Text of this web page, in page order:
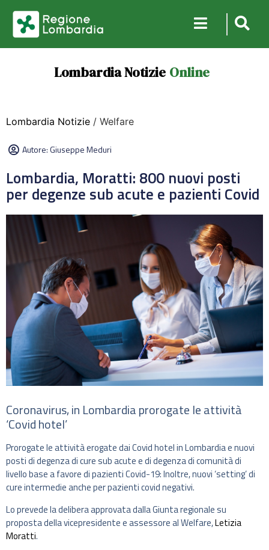
Lombardia Notizie Online
Lombardia Notizie / Welfare
Autore:Giuseppe Meduri
Lombardia, Moratti: 800 nuovi posti
per degenze sub acute e pazienti Covid
Coronavirus, in Lombardia prorogate le attività
‘Covid hotel’
Prorogate le attività erogate dai Covid hotel in Lombardia e nuovi
posti di degenza di cure sub acute e di degenza di comunità di
livello base a favore di pazienti Covid-19: Inoltre, nuovi ‘setting’ di
cure intermedie anche per pazienti covid negativi.
Lo prevede la delibera approvata dalla Giunta regionale su
proposta della vicepresidente e assessore al Welfare,Letizia
Moratti.